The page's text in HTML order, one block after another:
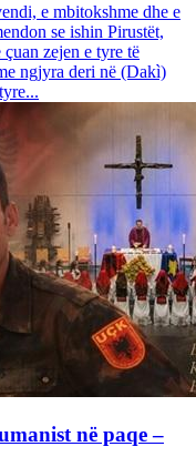
e mbitokshme dhe e
se ishin Pirustët,
zejen e tyre të
ngjyra deri në (Dakì)
në paqe –